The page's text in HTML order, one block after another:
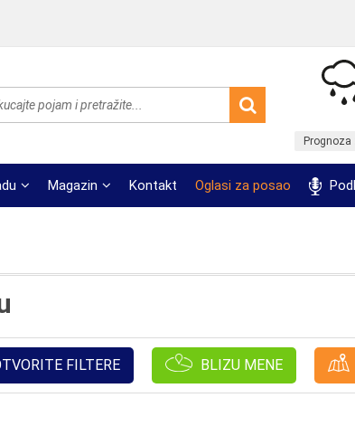
Prognoza
Magazin Kontakt Oglasi za posao
FILTERE BLIZU MENE